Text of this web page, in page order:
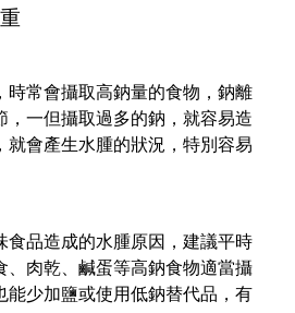
時常會攝取高鈉量的食物，鈉離
，一但攝取過多的鈉，就容易造
就會產生水腫的狀況，特別容易
食品造成的水腫原因，建議平時
、肉乾、鹹蛋等高鈉食物適當攝
能少加鹽或使用低鈉替代品，有